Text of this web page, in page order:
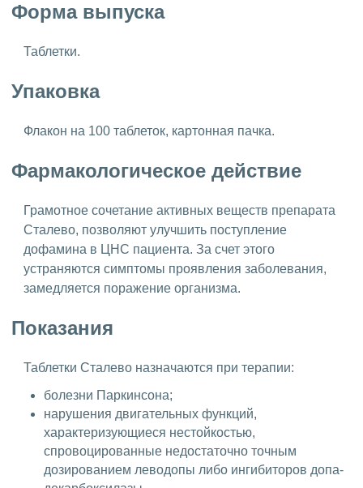
Форма выпуска
Таблетки.
Упаковка
Флакон на 100 таблеток, картонная пачка.
Фармакологическое действие
Грамотное сочетание активных веществ препарата
Сталево, позволяют улучшить поступление
дофамина в ЦНС пациента. За счет этого
устраняются симптомы проявления заболевания,
замедляется поражение организма.
Показания
Таблетки Сталево назначаются при терапии:
болезни Паркинсона;
нарушения двигательных функций,
характеризующиеся нестойкостью,
спровоцированные недостаточно точным
дозированием леводопы либо ингибиторов допа-